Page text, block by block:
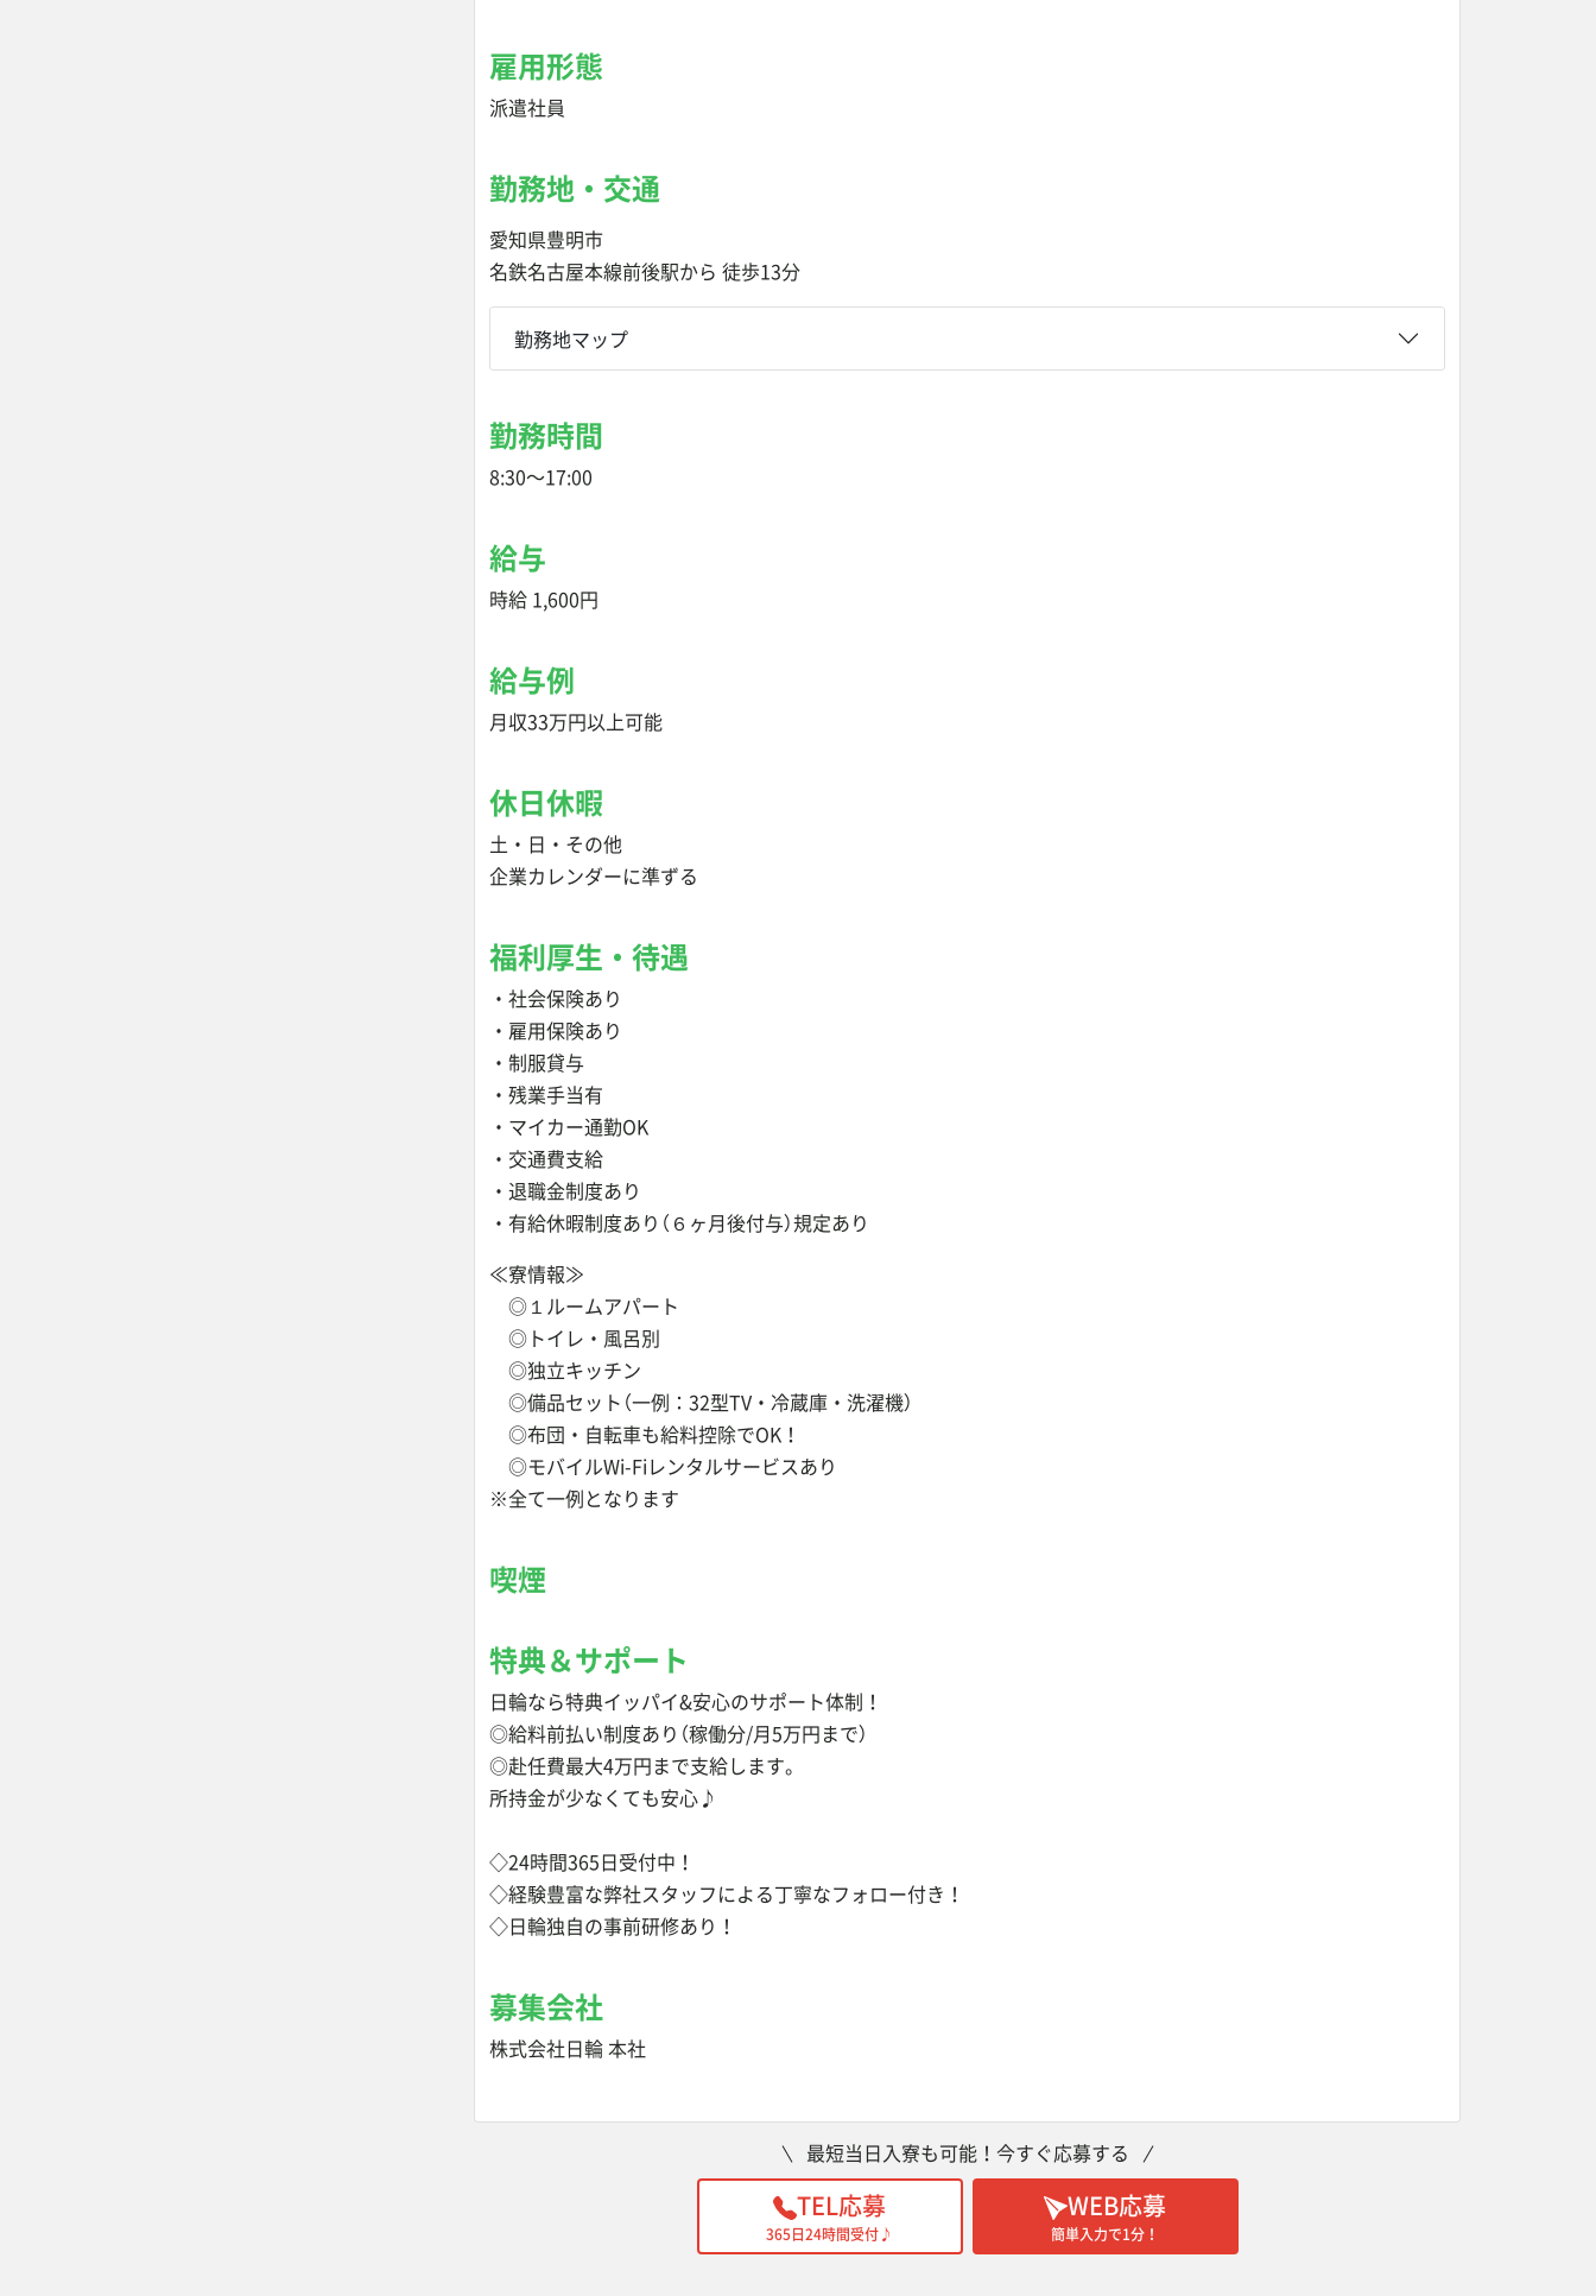
雇用形態
派遣社員
勤務地・交通
愛知県豊明市
名鉄名古屋本線前後駅から 徒歩13分
勤務地マップ
勤務時間
8:30〜17:00
給与
時給 1,600円
給与例
月収33万円以上可能
休日休暇
土・日・その他
企業カレンダーに準ずる
福利厚生・待遇
・社会保険あり
・雇用保険あり
・制服貸与
・残業手当有
・マイカー通勤OK
・交通費支給
・退職金制度あり
・有給休暇制度あり（６ヶ月後付与）規定あり
≪寮情報≫
◎１ルームアパート
◎トイレ・風呂別
◎独立キッチン
◎備品セット（一例：32型TV・冷蔵庫・洗濯機）
◎布団・自転車も給料控除でOK！
◎モバイルWi-Fiレンタルサービスあり
※全て一例となります
喫煙
特典＆サポート
日輪なら特典イッパイ&安心のサポート体制！
◎給料前払い制度あり（稼働分/月5万円まで）
◎赴任費最大4万円まで支給します。
所持金が少なくても安心♪
◇24時間365日受付中！
◇経験豊富な弊社スタッフによる丁寧なフォロー付き！
◇日輪独自の事前研修あり！
募集会社
株式会社日輪 本社
最短当日入寮も可能！今すぐ応募する
WEB応募
簡単入力で1分！
TEL応募
365日24時間受付♪